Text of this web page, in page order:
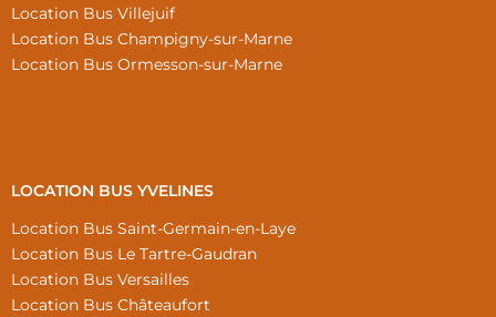
Location Bus Villejuif
Location Bus Champigny-sur-Marne
Location Bus Ormesson-sur-Marne
LOCATION BUS YVELINES
Location Bus Saint-Germain-en-Laye
Location Bus Le Tartre-Gaudran
Location Bus Versailles
Location Bus Châteaufort